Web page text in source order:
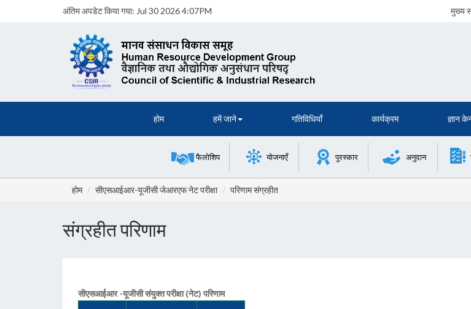
अंतिम अपडेट किया गया: Jul 30 2026 4:07PM मुख्य
होम हमें जाने गतिविधियाँ कार्यक्रम ज्ञान
फैलोशिप योजनाएँ पुरस्कार अनुदान
होम सीएसआईआर-यूजीसी जेआरएफ नेट परीक्षा परिणाम संग्रहीत
संग्रहीत परिणाम
सीएसआईआर -यूजीसी संयुक्त परीक्षा (नेट) परिणाम